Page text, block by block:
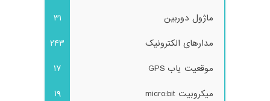
ماژول دوربین
31
مدارهای الکترونیک
243
موقعیت یاب GPS
17
میکروبیت micro:bit
19